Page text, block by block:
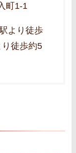
町1-1
より徒歩
徒歩約5